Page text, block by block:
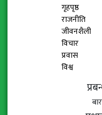
गृहपृष्ठ
राजनीति
जीवनशैली
विचार
प्रवास
विश्व